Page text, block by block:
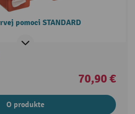
pomoci STANDARD
70,90 €
O produkte